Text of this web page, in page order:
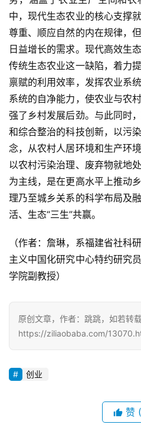
投
稿
每
日
好
诗
中，现代生态农业的核心支撑
尊重、顺应自然的内在规律，
日益增长的需求。现代高效生
传统生态农业这一缺陷，着力
禀赋的利用效率，发挥农业系
系统的自净能力，使农业与农
强了乡村发展后劲。与此同时
和综合整治的科技创新，以污
念，从农村人居环境和生产环
以农村污染治理、废弃物就地
为主线，是在更高水平上推动
理乃至城乡关系的科学布局及
活、生态“三生”共赢。
（作者：詹琳，系福建省社科
主义中国化研究中心特约研究
学院副教授）
原创文章，作者：跳跳，如若转
https://ziliaobaba.com/
创业
赞